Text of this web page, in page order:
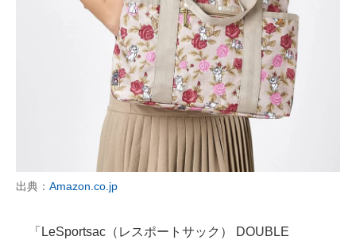
出典： Amazon.co.jp
「LeSportsac（レスポートサック） DOUBLE